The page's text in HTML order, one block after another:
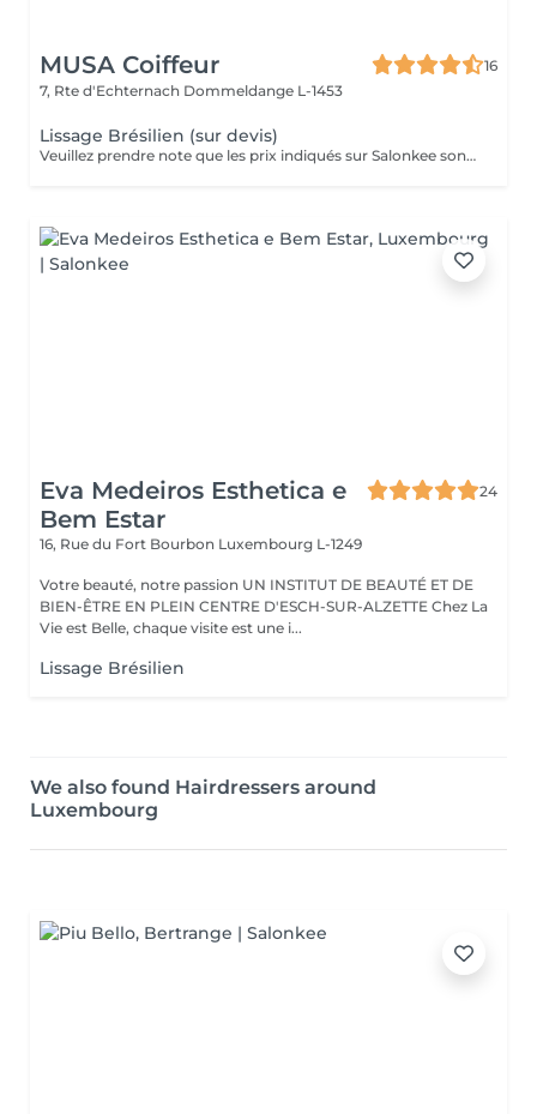
MUSA Coiffeur
16
7, Rte d'Echternach Dommeldange L-1453
Lissage Brésilien (sur devis)
Veuillez prendre note que les prix indiqués sur Salonkee sont communiqués à titre informatif et s'entendent de base. Ces derniers sont susceptibles de varier selon le diagnostic réalisé à votre arrivée au salon et l'expertise du professionnel à qui vous confiez votre beauté. Dans tous les cas, un devis précis vous sera proposé et toutes réalisations de prestations seront effectuées avec votre accord. Un grand merci d'avance pour votre compréhension. Au plaisir de vous recevoir très vite.
Eva Medeiros Esthetica e
Bem Estar
24
16, Rue du Fort Bourbon Luxembourg L-1249
Votre beauté, notre passion UN INSTITUT DE BEAUTÉ ET DE
BIEN-ÊTRE EN PLEIN CENTRE D'ESCH-SUR-ALZETTE Chez La
Vie est Belle, chaque visite est une i...
Lissage Brésilien
We also found Hairdressers around
Luxembourg